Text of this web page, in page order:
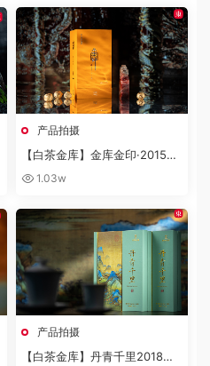
产品拍摄
【白茶金库】金库金印·2015宫
廷风白牡丹龙珠
1.03w
产品拍摄
【白茶金库】丹青千里2018特